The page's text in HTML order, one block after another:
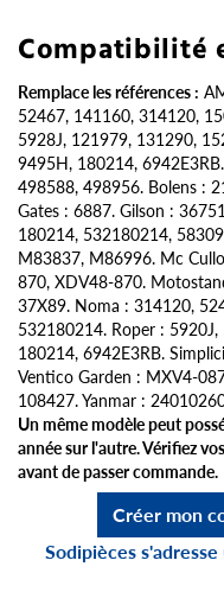
Compatibilité
Remplace les références :
52467, 141160, 314120,
5928J, 121979, 131290,
9495H, 180214,
498588, 498956. Bolens :
Gates : 6887. Gilson :
180214, 532180214,
M83837, M86996. Mc
870, XDV48-870.
37X89. Noma : 314120,
532180214. Roper :
180214, 6942E3RB.
Ventico Garden : MXV4-
108427. Yanmar :
Un même modèle peut
année sur l'autre. Vérifiez
avant de passer commande.
Créer mon
Sodipièces